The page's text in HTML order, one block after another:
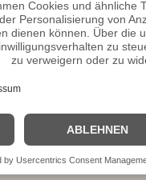
– es erschienen
zurück – und
auf die Bühne.